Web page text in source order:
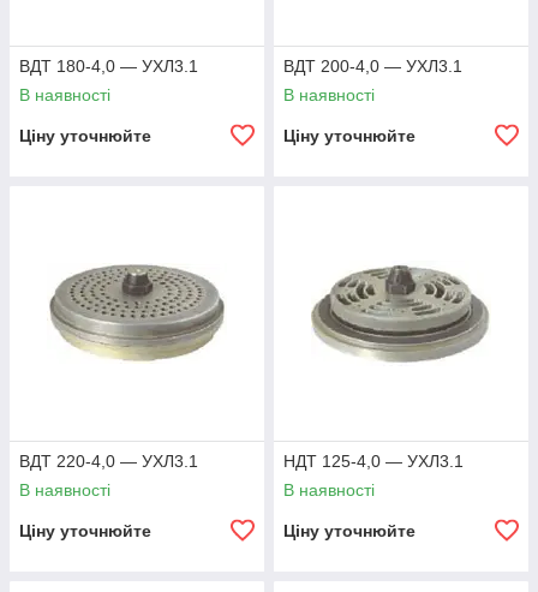
ВДТ 180-4,0 — УХЛ3.1
В наявності
Ціну уточнюйте
ВДТ 200-4,0 — УХЛ3.1
В наявності
Ціну уточнюйте
ВДТ 220-4,0 — УХЛ3.1
В наявності
Ціну уточнюйте
НДТ 125-4,0 — УХЛ3.1
В наявності
Ціну уточнюйте